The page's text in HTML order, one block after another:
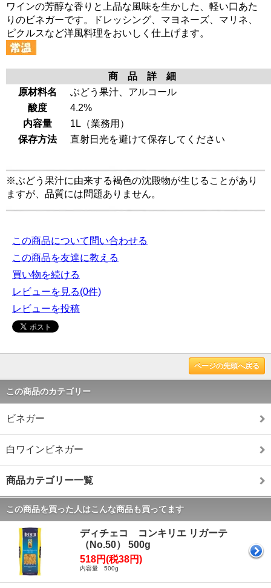
ワインの芳醇な香りと上品な風味を生かした、軽い口あた
りのビネガーです。ドレッシング、マヨネーズ、マリネ、
ピクルスなど洋風料理をおいしく仕上げます。
商 品 詳 細
原材料名
ぶどう果汁、アルコール
酸度
4.2%
内容量
1L（業務用）
保存方法
直射日光を避けて保存してください
※ぶどう果汁に由来する褐色の沈殿物が生じることがあり
ますが、品質には問題ありません。
この商品について問い合わせる
この商品を友達に教える
買い物を続ける
レビューを見る(0件)
レビューを投稿
ページの先頭へ戻る
この商品のカテゴリー
ビネガー
白ワインビネガー
商品カテゴリー一覧
この商品を買った人はこんな商品も買ってます
ディチェコ コンキリエ リガーテ
（No.50） 500g
518円(税38円)
内容量 500g